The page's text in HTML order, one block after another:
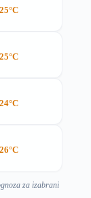
25°C
25°C
24°C
26°C
za izabrani